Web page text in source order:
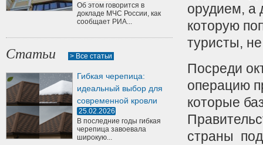
Об этом говорится в
докладе МЧС России, как
сообщает РИА...
Статьи > Все статьи
Гибкая черепица:
идеальный выбор для
современной кровли
25.02.2026
В последние годы гибкая
черепица завоевала
широкую...
орудием, а
которую
туристы,
Посреди
операцию
которые
страны